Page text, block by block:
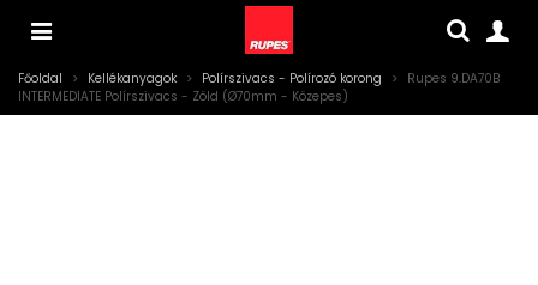
Főoldal > Kellékanyagok > Polírszivacs - Polírozó korong > Rupes 9.DA70B
INTERMEDIATE Polírszivacs - Zöld (Ø70mm - Közepes)